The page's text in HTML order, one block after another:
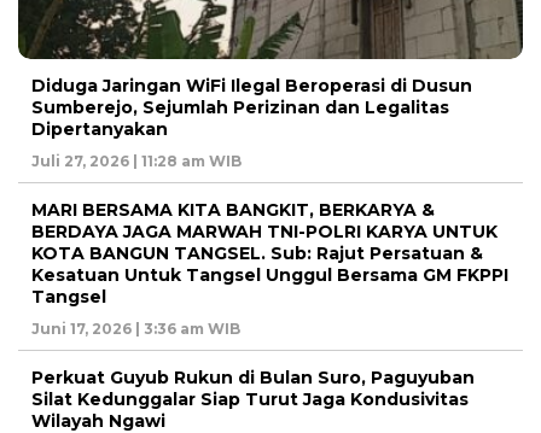
Diduga Jaringan WiFi Ilegal Beroperasi di Dusun
Sumberejo, Sejumlah Perizinan dan Legalitas
Dipertanyakan
Juli 27, 2026 | 11:28 am WIB
MARI BERSAMA KITA BANGKIT, BERKARYA &
BERDAYA JAGA MARWAH TNI-POLRI KARYA UNTUK
KOTA BANGUN TANGSEL. Sub: Rajut Persatuan &
Kesatuan Untuk Tangsel Unggul Bersama GM FKPPI
Tangsel
Juni 17, 2026 | 3:36 am WIB
Perkuat Guyub Rukun di Bulan Suro, Paguyuban
Silat Kedunggalar Siap Turut Jaga Kondusivitas
Wilayah Ngawi